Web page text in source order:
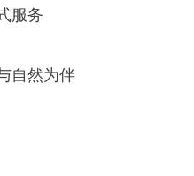
服务
自然为伴